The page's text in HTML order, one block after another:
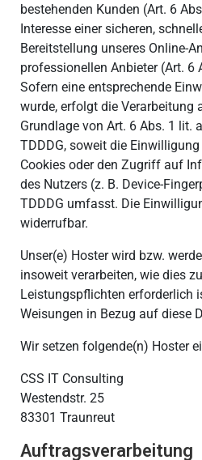
bestehenden Kunden (Art. 6
Interesse einer sicheren,
Bereitstellung unseres Online-
professionellen Anbieter (Art. 6
Sofern eine entsprechende
wurde, erfolgt die Verarbeitung
Grundlage von Art. 6 Abs. 1 lit.
TDDDG, soweit die
Cookies oder den Zugriff auf
des Nutzers (z. B. Device-
TDDDG umfasst. Die
widerrufbar.
Unser(e) Hoster wird bzw.
insoweit verarbeiten, wie dies
Leistungspflichten erforderlich
Weisungen in Bezug auf diese
Wir setzen folgende(n) Hoster
CSS IT Consulting
Westendstr. 25
83301 Traunreut
Auftragsverarbeitung